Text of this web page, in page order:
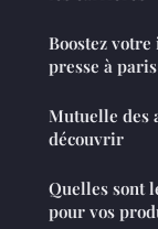
Boostez
presse à paris
Mutuelle des
découvrir
Quelles sont
pour vos